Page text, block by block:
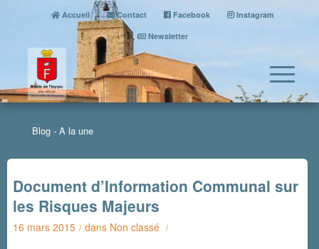
Accueil Contact Facebook
Instagram
Newsletter
Blog - A la une
Document d’Information Communal sur
les Risques Majeurs
16 mars 2015 / dans Non classé /